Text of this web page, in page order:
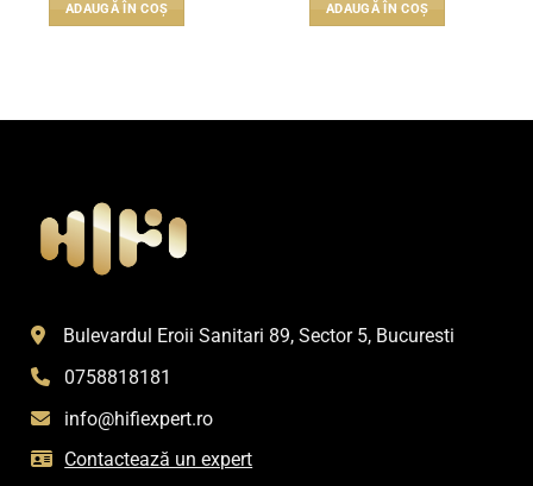
ADAUGĂ ÎN COȘ ADAUGĂ ÎN COȘ
Bulevardul Eroii Sanitari 89, Sector 5, Bucuresti
0758818181
info@hifiexpert.ro
Contactează un expert